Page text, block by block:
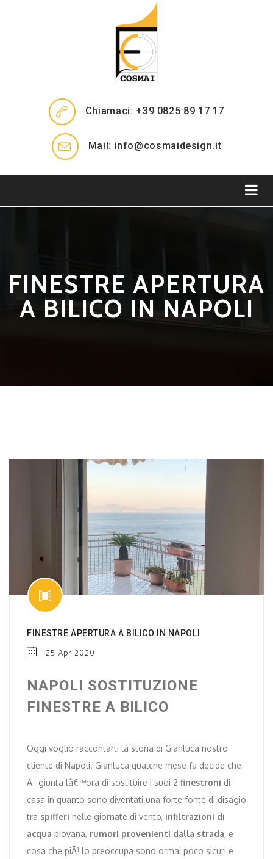
Chiamaci: +39 0825 89 17 17
Mail: info@cosmaidesign.it
FINESTRE APERTURA
A BILICO IN NAPOLI
FINESTRE APERTURA A BILICO IN NAPOLI
25 Apr 2020
NAPOLI SOSTITUZIONE
FINESTRE A BILICO
Oggi voglio raccontarti la storia di Gianluca nostro
cliente di Napoli. Gianluca qualche mese fa decide che
Ã¨ giunta lâ€™ora di sostituire i suoi 2 finestroni di
casa in quanto sono diventati una forte fonte di disagio
tra spifferi nelle giornate di vento, infiltrazioni di
acqua piovana, rumori provenienti dalla strada, e
cosa che piÃ¹ lo preoccupa sono ormai poco sicuri e